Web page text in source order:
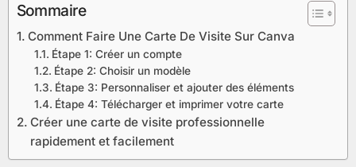
Sommaire
Comment Faire Une Carte De Visite Sur Canva
Étape 1: Créer un compte
Étape 2: Choisir un modèle
Étape 3: Personnaliser et ajouter des éléments
Étape 4: Télécharger et imprimer votre carte
Créer une carte de visite professionnelle
rapidement et facilement